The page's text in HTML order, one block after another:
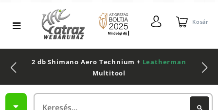
Kosár
2 db Shimano Aero Technium + Leatherman
Multitool